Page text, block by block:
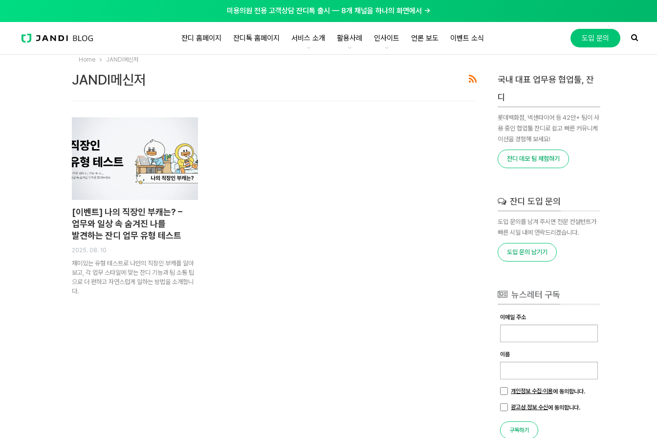
미용의원 전용 고객상담 잔디톡 출시 — 8개 채널을 하나의 화면에서 →
도입 문의
잔디 홈페이지 잔디톡 홈페이지 서비스 소개 활용사례 인사이트 언론 보도 이벤트 소식
Home JANDI메신저
JANDI메신저
[이벤트] 나의 직장인 부캐는? –
업무와 일상 속 숨겨진 나를
발견하는 잔디 업무 유형 테스트
2025. 08. 10
재미있는 유형 테스트로 나만의 직장인 부캐를 알아
보고, 각 업무 스타일에 맞는 잔디 기능과 팀 소통 팁
으로 더 편하고 자연스럽게 일하는 방법을 소개합니
다.
국내 대표 업무용 협업툴, 잔
디
롯데백화점, 넥센타이어 등 42만+ 팀이 사
용 중인 협업툴 잔디로 쉽고 빠른 커뮤니케
이션을 경험해 보세요!
잔디 데모 팀 체험하기
잔디 도입 문의
도입 문의를 남겨 주시면 전문 컨설턴트가
빠른 시일 내에 연락드리겠습니다.
도입 문의 남기기
뉴스레터 구독
이메일 주소
이름
개인정보 수집·이용에 동의합니다.
광고성 정보 수신에 동의합니다.
구독하기